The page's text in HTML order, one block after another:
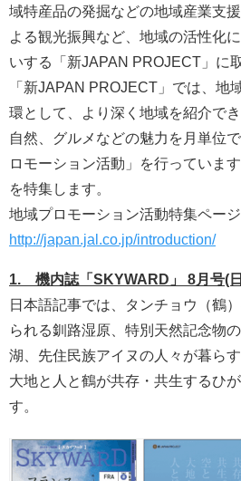
域特産品の発掘などの地域産業支
よる観光振興など、地域の活性化
いする「新JAPAN PROJECT」に
「新JAPAN PROJECT」では、地
環として、より深く地域を紹介で
自然、グルメなどの魅力を月単位
ロモーション活動」を行っていま
を特集します。
地域プロモーション活動特集ページ
http://japan.jal.co.jp/introduction/
1. 機内誌「SKYWARD」 8月号(
日本語記事では、タンチョウ（鶴
られる釧路湿原、特別天然記念物
湖、先住民族アイヌの人々が暮ら
大地と人と鶴が共存・共生するひ
す。